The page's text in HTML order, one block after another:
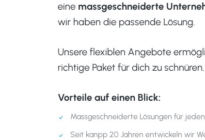
eine massgeschneiderte
wir haben die passende Lösung.
Unsere flexiblen Angebote
richtige Paket für dich zu schnüren.
Vorteile auf einen Blick:
Massgeschneiderte Lösungen für
Seit kanpp 20 Jahren entwickeln wir